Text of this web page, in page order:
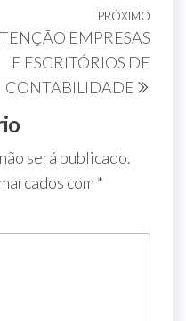
PRÓXIMO
EMPRESAS
E ESCRITÓRIOS DE
CONTABILIDADE
será publicado.
com *